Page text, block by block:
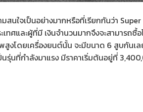
นใจเป็นอย่างมากหรือที่เรียกกันว่า Super
ทศและผู้ที่มี เงินจำนวนมากจึงจะสามารถซื้
งโดยเครื่องยนต์นั้น จะมีขนาด 6 สูบกันเล
นรุ่นที่กำลังมาแรง มีราคาเริ่มต้นอยู่ที่